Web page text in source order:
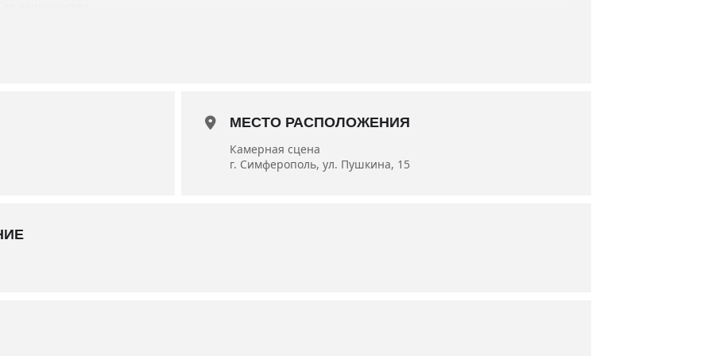
Владимир Крючков и заслуженная артистка Украины Инна Аносова, артисты Левон Вермишян,
МЕСТО РАСПОЛОЖЕНИЯ
Камерная сцена
г. Симферополь, ул. Пушкина, 15